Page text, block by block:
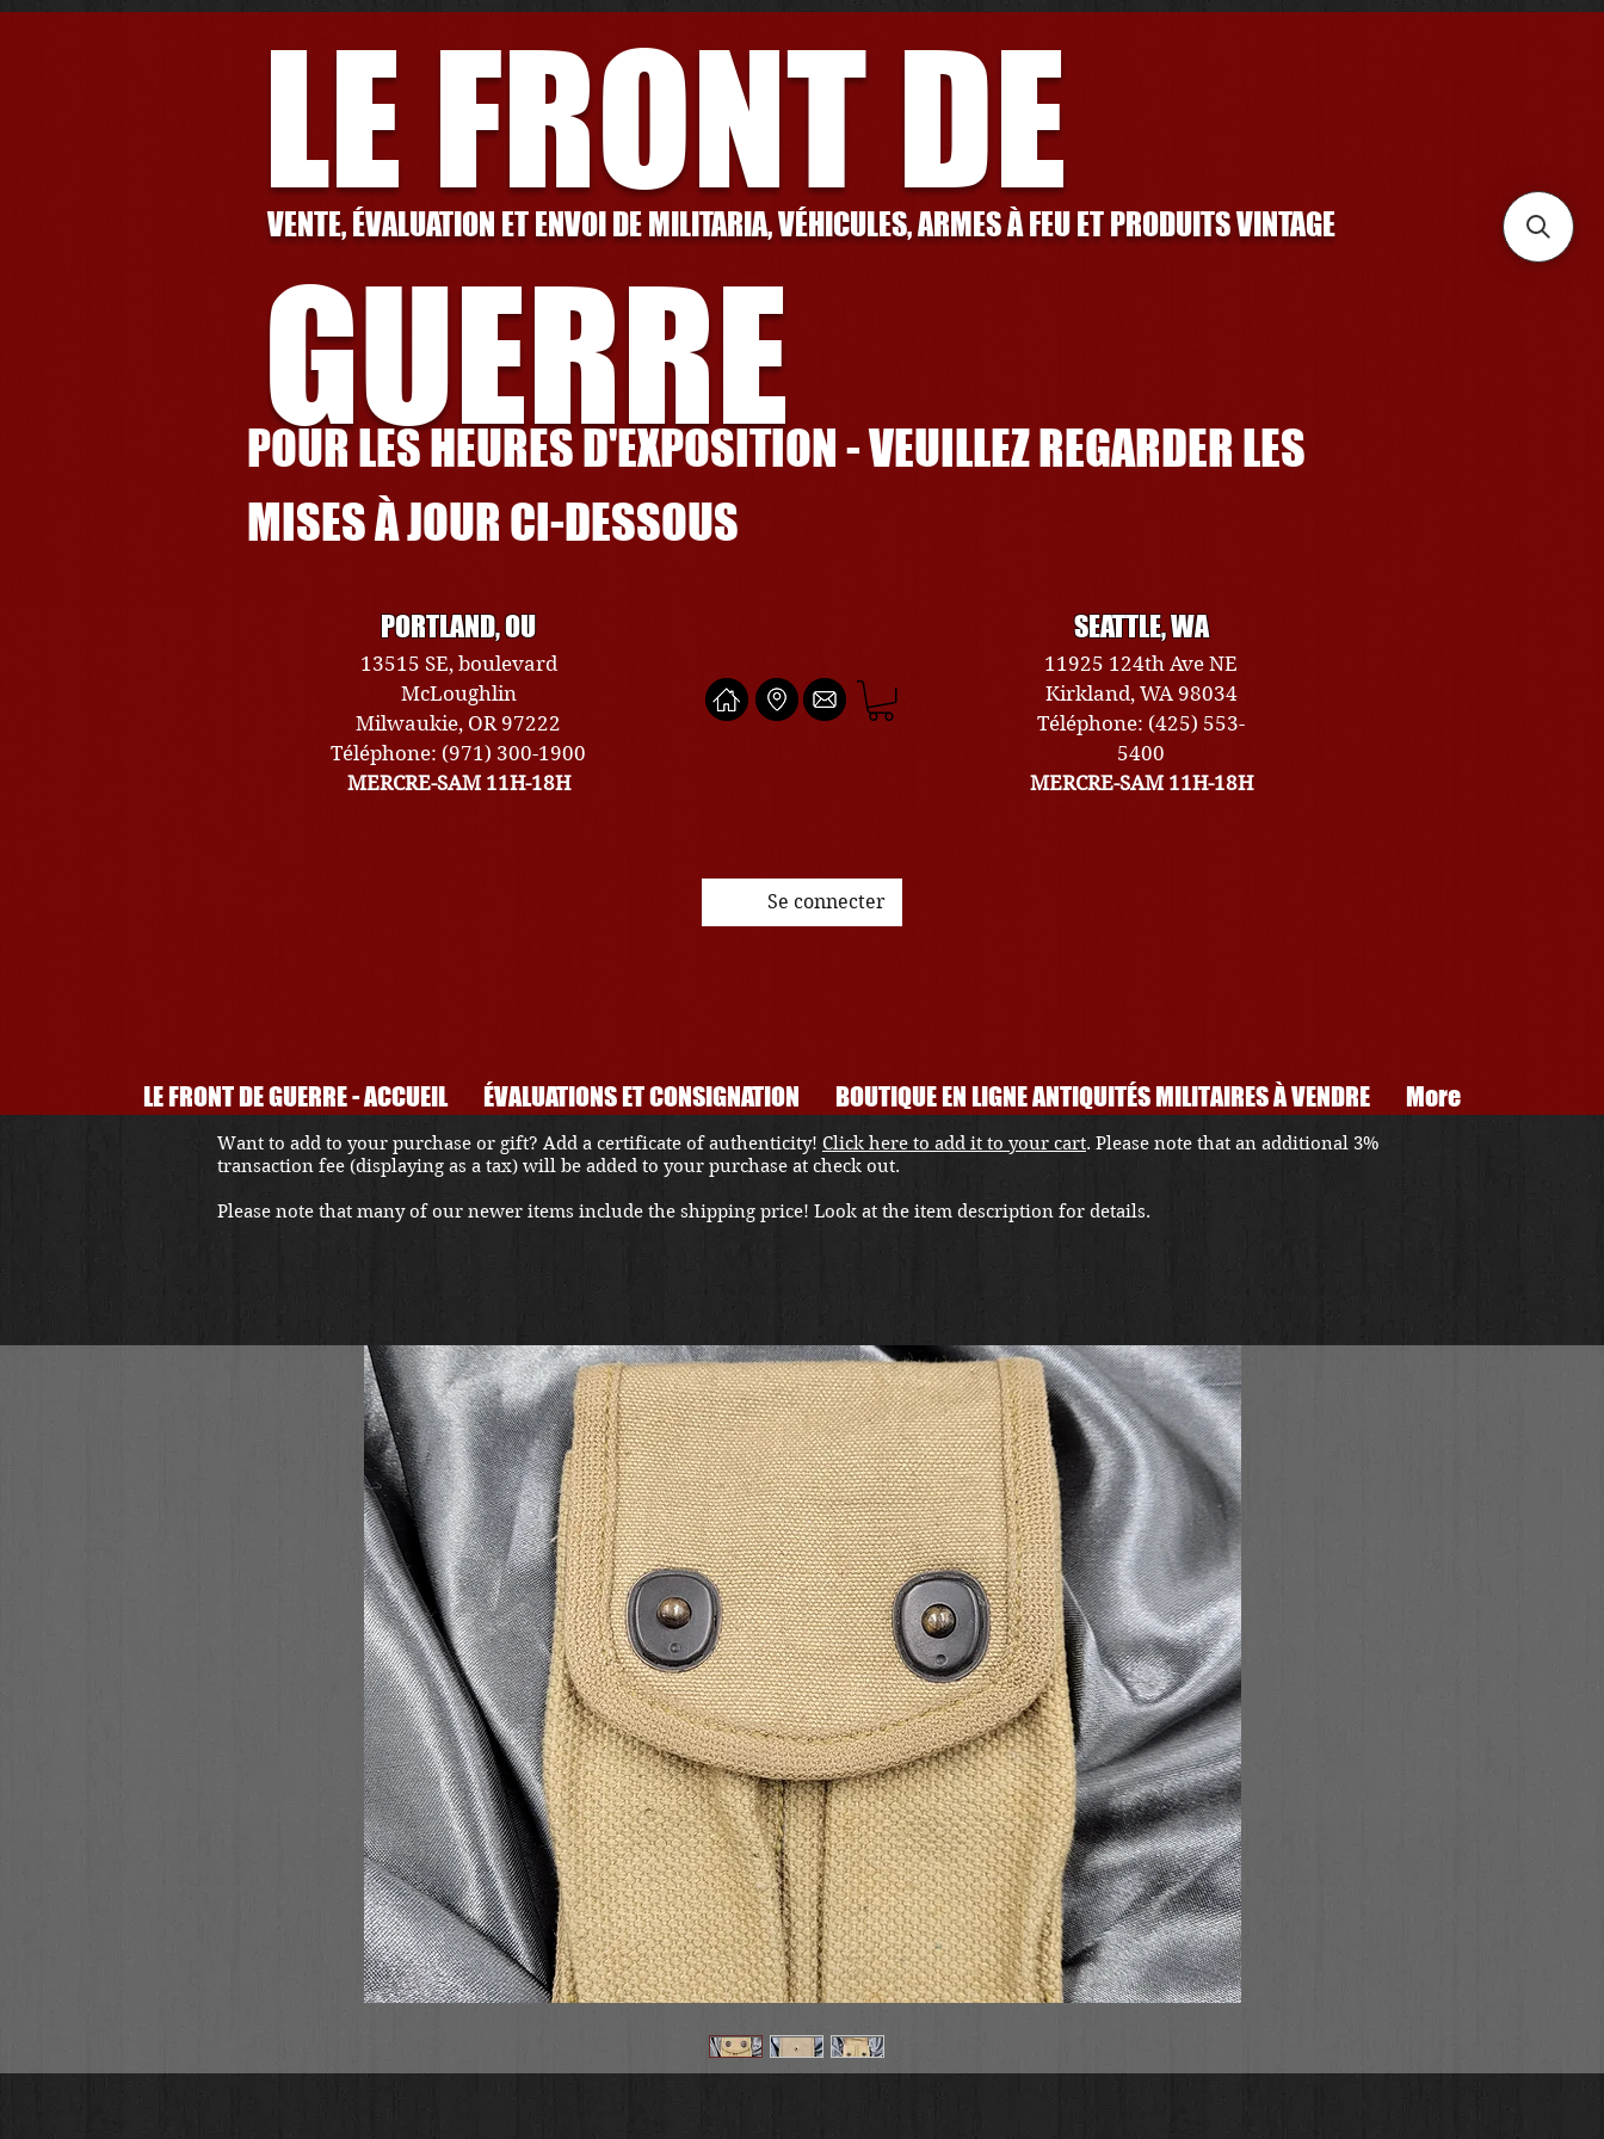
LE FRONT DE
GUERRE
VENTE, ÉVALUATION ET ENVOI DE MILITARIA, VÉHICULES, ARMES À FEU ET PRODUITS VINTAGE
POUR LES HEURES D'EXPOSITION - VEUILLEZ REGARDER LES
MISES À JOUR CI-DESSOUS
PORTLAND, OU
13515 SE, boulevard
McLoughlin
Milwaukie, OR 97222
Téléphone: (971) 300-1900
MERCRE-SAM 11H-18H
SEATTLE, WA
11925 124th Ave NE
Kirkland, WA 98034
Téléphone: (425) 553-
5400
MERCRE-SAM 11H-18H
Se connecter
LE FRONT DE GUERRE - ACCUEIL ÉVALUATIONS ET CONSIGNATION BOUTIQUE EN LIGNE ANTIQUITÉS MILITAIRES À VENDRE More
Want to add to your purchase or gift? Add a certificate of authenticity! Click here to add it to your cart. Please note that an additional 3%
transaction fee (displaying as a tax) will be added to your purchase at check out.
Please note that many of our newer items include the shipping price! Look at the item description for details.